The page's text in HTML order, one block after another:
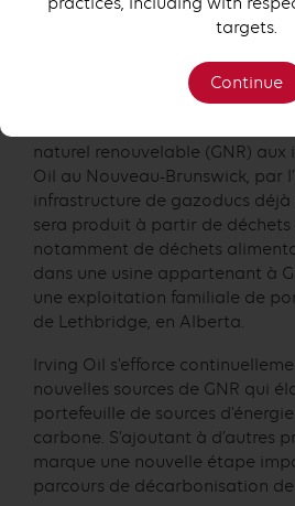
ainsi qu’il est possible de
solutions énergétiques à faible
élaborées au Canada.
Cet accord porte sur la
naturel renouvelable (GNR) aux
Oil au Nouveau-Brunswick, par
infrastructure de gazoducs déjà
sera produit à partir de déchets
notamment de déchets
dans une usine appartenant à
une exploitation familiale de
de Lethbridge, en Alberta.
Irving Oil s’efforce
nouvelles sources de GNR qui
portefeuille de sources
carbone. S’ajoutant à d’autres
marque une nouvelle étape
parcours de décarbonisation de
targets.
Continue